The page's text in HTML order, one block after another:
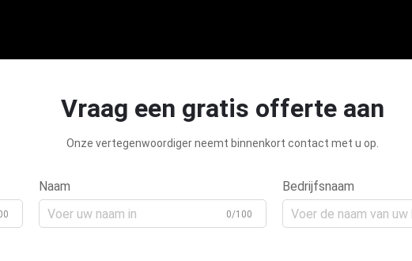
Vraag een gratis offerte aan
Onze vertegenwoordiger neemt binnenkort contact met u op.
Naam
0/100
Bedrijfsnaam